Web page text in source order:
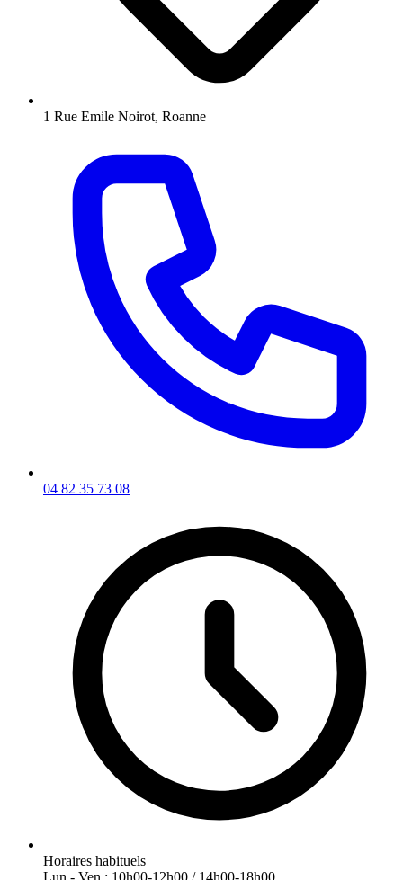
1 Rue Emile Noirot, Roanne
04 82 35 73 08
Horaires habituels
Lun - Ven : 10h00-12h00 / 14h00-18h00